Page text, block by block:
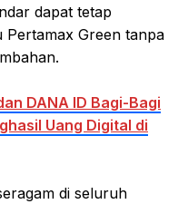
dapat tetap
Pertamax Green tanpa
DANA ID Bagi-Bagi
Uang Digital di
di seluruh